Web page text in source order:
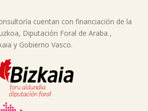
cuentan con financiación de la
Diputación Foral de Araba ,
y Gobierno Vasco.